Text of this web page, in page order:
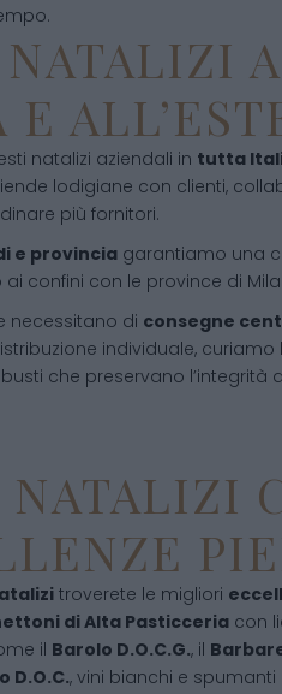
natalizi aziendali in tutta
lodigiane con clienti,
più fornitori.
e provincia garantiamo una
ai confini con le province di
necessitano di consegne
individuale, curiamo
che preservano l’integrità
NATALIZI
troverete le migliori
di Alta Pasticceria con
il Barolo D.O.C.G., il
D.O.C., vini bianchi e